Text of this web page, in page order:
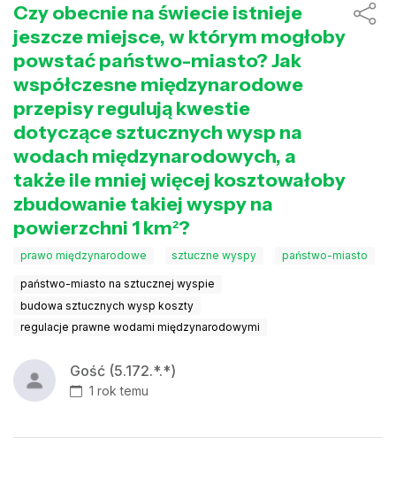
Czy obecnie na świecie istnieje
jeszcze miejsce, w którym mogłoby
powstać państwo-miasto? Jak
współczesne międzynarodowe
przepisy regulują kwestie
dotyczące sztucznych wysp na
wodach międzynarodowych, a
także ile mniej więcej kosztowałoby
zbudowanie takiej wyspy na
powierzchni 1 km²?
prawo międzynarodowe sztuczne wyspy państwo-miasto
państwo-miasto na sztucznej wyspie
budowa sztucznych wysp koszty
regulacje prawne wodami międzynarodowymi
Gość (5.172.*.*)
1 rok temu